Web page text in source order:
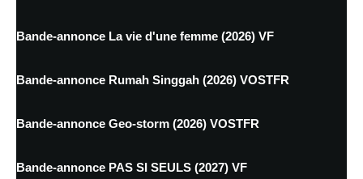
Bande-annonce La vie d'une femme (2026) VF
Bande-annonce Rumah Singgah (2026) VOSTFR
Bande-annonce Geo-storm (2026) VOSTFR
Bande-annonce PAS SI SEULS (2027) VF